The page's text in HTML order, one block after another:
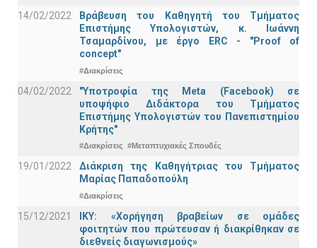
14/02/2022
Βράβευση του Καθηγητή του Τμήματος
Επιστήμης Υπολογιστών, κ. Ιωάννη
Τσαμαρδίνου, με έργο ERC - "Proof of
concept"
#Διακρίσεις
04/02/2022
"Υποτροφία της Meta (Facebook) σε
υποψήφιο Διδάκτορα του Τμήματος
Επιστήμης Υπολογιστών του Πανεπιστημίου
Κρήτης"
#Διακρίσεις #Μεταπτυχιακές Σπουδές
19/01/2022
Διάκριση της Καθηγήτριας του Τμήματος
Μαρίας Παπαδοπούλη
#Διακρίσεις
15/12/2021
IKY: «Χορήγηση βραβείων σε ομάδες
φοιτητών που πρώτευσαν ή διακρίθηκαν σε
διεθνείς διαγωνισμούς»